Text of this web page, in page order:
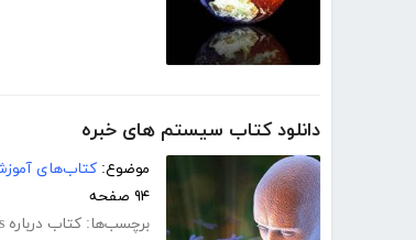
دانلود کتاب سیستم های خبره
موضوع: کتاب‌های
۹۴ صفحه
برچسب‌ها: کتاب درباره expert systems